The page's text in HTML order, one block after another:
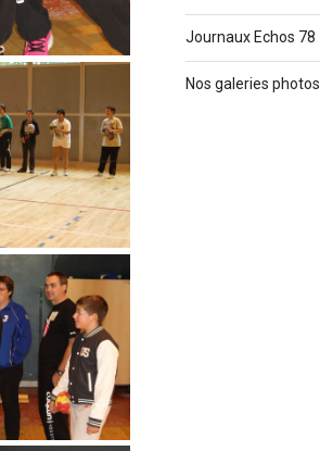
Journaux Echos 78
Nos galeries photos